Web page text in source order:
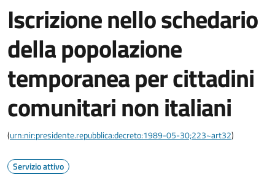
Iscrizione nello schedario
della popolazione
temporanea per cittadini
comunitari non italiani
(urn:nir:presidente.repubblica:decreto:1989-05-30;223~art32)
Servizio attivo